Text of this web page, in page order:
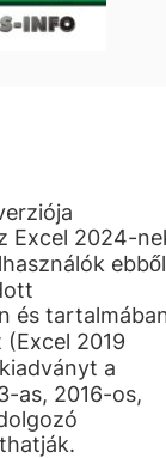
Excel 2024-
ebből
és
2019
a
as, 2016-os,